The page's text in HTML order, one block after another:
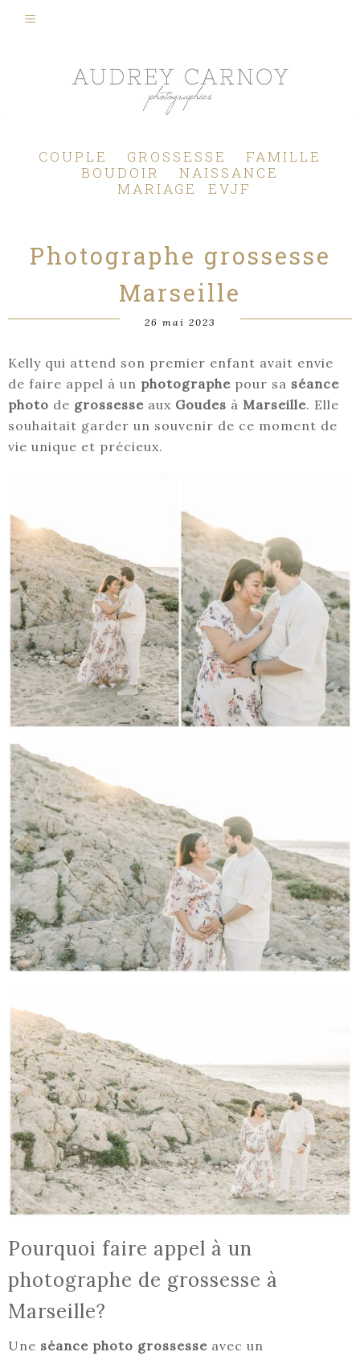
COUPLE GROSSESSE
FAMILLE
BOUDOIR
NAISSANCE
MARIAGE
EVJF
Photographe grossesse
Marseille
26 mai 2023
Kelly qui attend son premier enfant avait envie
de faire appel à un photographe pour sa séance
photo de grossesse aux Goudes à Marseille. Elle
souhaitait garder un souvenir de ce moment de
vie unique et précieux.
Pourquoi faire appel à un
photographe de grossesse à
Marseille?
Une séance photo grossesse avec un